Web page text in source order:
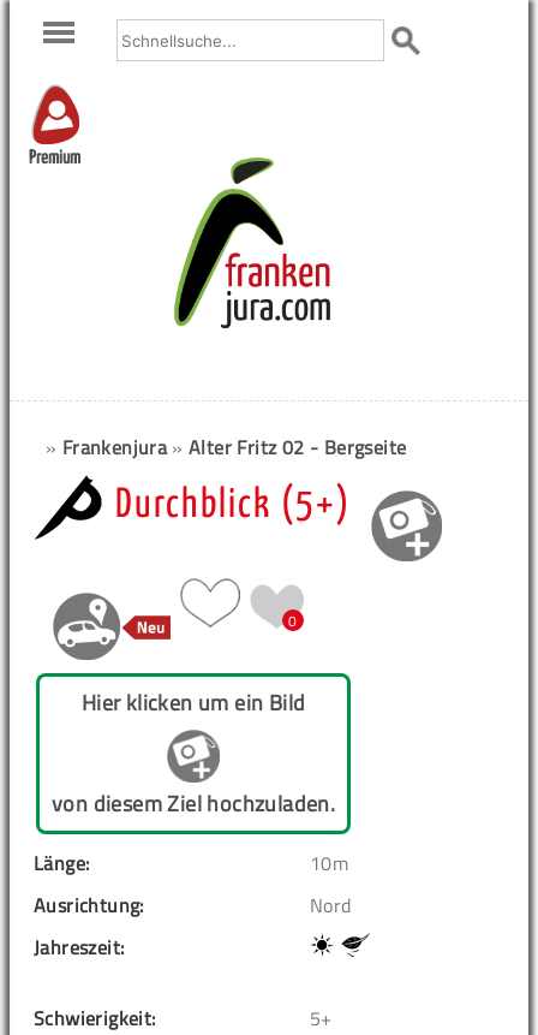
Premium
» Frankenjura»Alter Fritz 02 - Bergseite
Durchblick (5+)
0
Hier klicken um ein Bild
von diesem Ziel hochzuladen.
Länge:
10m
Ausrichtung:
Nord
Jahreszeit:
Schwierigkeit: 5+